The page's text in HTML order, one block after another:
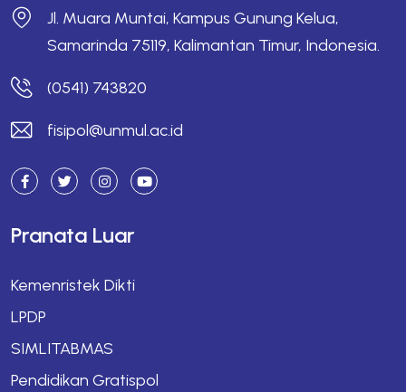
Jl. Muara Muntai, Kampus Gunung Kelua,
Samarinda 75119, Kalimantan Timur, Indonesia.
(0541) 743820
fisipol@unmul.ac.id
Pranata Luar
Kemenristek Dikti
LPDP
SIMLITABMAS
Pendidikan Gratispol